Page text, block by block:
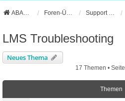
ABACUS Webseite
LMS Troubleshooting
Neues Thema
17 Themen • Seite
Themen